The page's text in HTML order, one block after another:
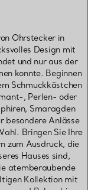
Ohrstecker in
Design mit
und nur aus der
konnte. Beginnen
Schmuckkästchen
, Perlen- oder
Smaragden
besondere Anlässe
Bringen Sie Ihre
zum Ausdruck, die
Hauses sind,
atemberaubende
Kollektion mit